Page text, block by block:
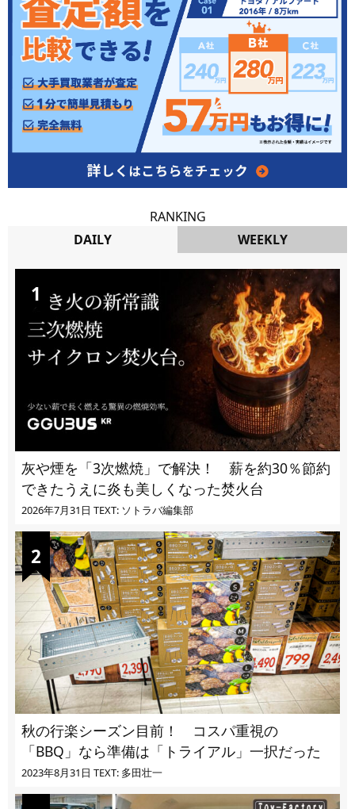
RANKING
DAILY
WEEKLY
灰や煙を「3次燃焼」で解決！ 薪を約30％節約
できたうえに炎も美しくなった焚火台
2026年7月31日 TEXT: ソトラバ編集部
秋の行楽シーズン目前！ コスパ重視の
「BBQ」なら準備は「トライアル」一択だった
2023年8月31日 TEXT: 多田壮一